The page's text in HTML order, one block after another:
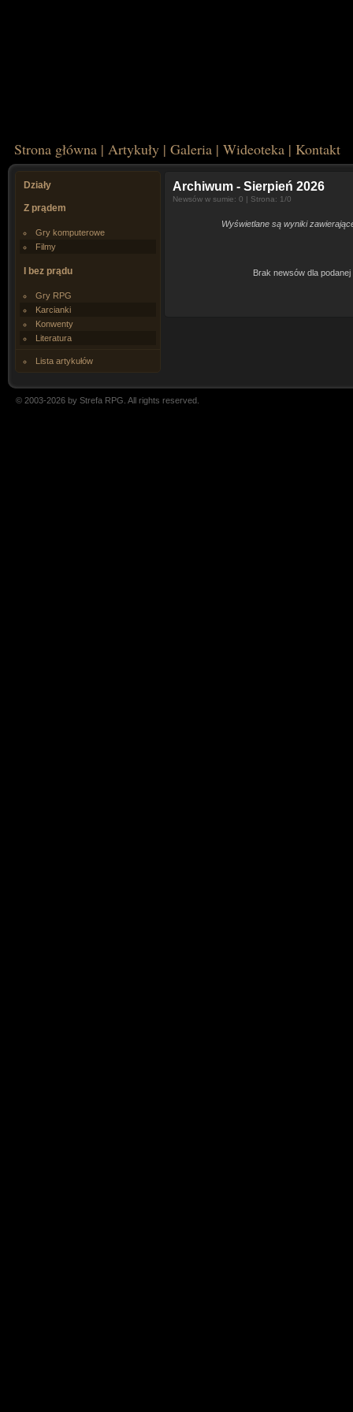
Strona główna | Artykuły | Galeria | Wideoteka | Kontakt
Działy
Z prądem
Gry komputerowe
Filmy
I bez prądu
Gry RPG
Karcianki
Konwenty
Literatura
Lista artykułów
Archiwum - Sierpień 2026
Newsów w sumie: 0 | Strona: 1/0
Wyświetlane są wyniki
Brak newsów dla podanej
© 2003-2026 by Strefa RPG. All rights reserved.